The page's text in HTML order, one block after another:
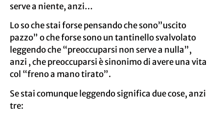
serve a niente, anzi…
Lo so che stai forse pensando che sono”uscito
pazzo” o che forse sono un tantinello svalvolato
leggendo che “preoccuparsi non serve a nulla”,
anzi , che preoccuparsi è sinonimo di avere una vita
col “freno a mano tirato”.
Se stai comunque leggendo significa due cose, anzi
tre: